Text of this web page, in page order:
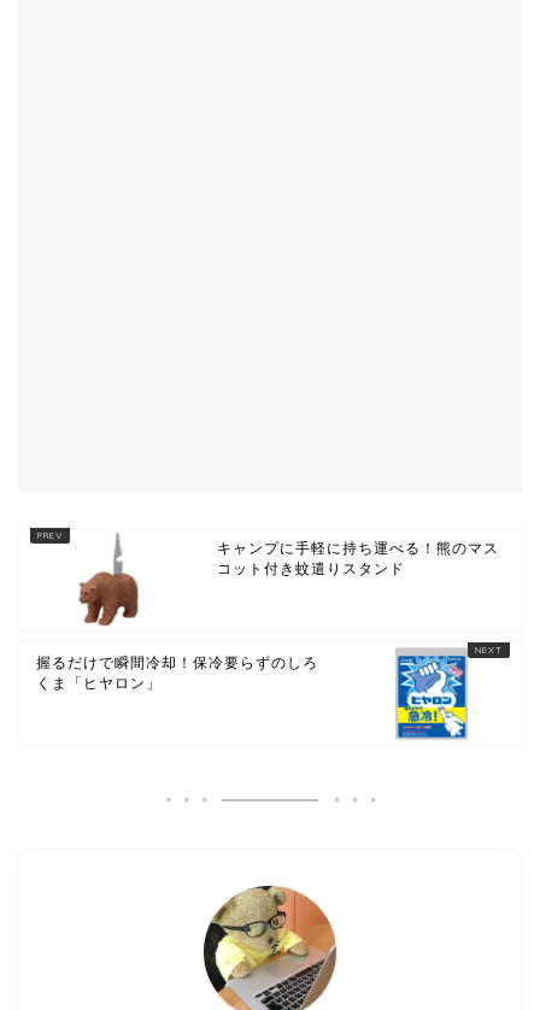
キャンプに手軽に持ち運べる！熊のマス
コット付き蚊遣りスタンド
握るだけで瞬間冷却！保冷要らずのしろ
くま「ヒヤロン」